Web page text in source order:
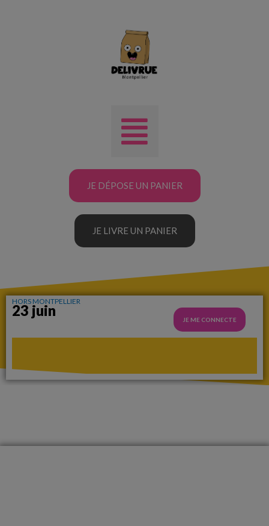
JE DÉPOSE UN PANIER
JE LIVRE UN PANIER
HORS MONTPELLIER
23 juin
JE ME CONNECTE